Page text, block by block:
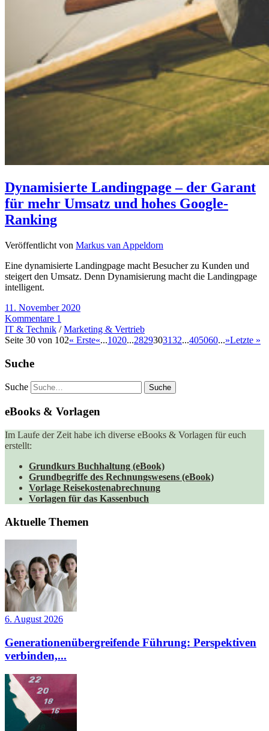
Dynamisierte Landingpage – der Garant
für mehr Umsatz und hohes Google-
Ranking
Veröffentlicht von Markus van Appeldorn
Eine dynamisierte Landingpage macht Besucher zu Kunden und
steigert den Umsatz. Denn Dynamisierung macht die Landingpage
intelligent.
11. November 2020
Kommentare 1
IT & Technik /Marketing & Vertrieb
Seite 30 von 102« Erste«...1020...2829303132...405060...»Letzte »
Suche
Suche
eBooks & Vorlagen
Im Laufe der Zeit habe ich diverse eBooks & Vorlagen für euch
erstellt:
Grundkurs Buchhaltung (eBook)
Grundbegriffe des Rechnungswesens (eBook)
Vorlage Reisekostenabrechnung
Vorlagen für das Kassenbuch
Aktuelle Themen
6. August 2026
Generationenübergreifende Führung: Perspektiven
verbinden,...